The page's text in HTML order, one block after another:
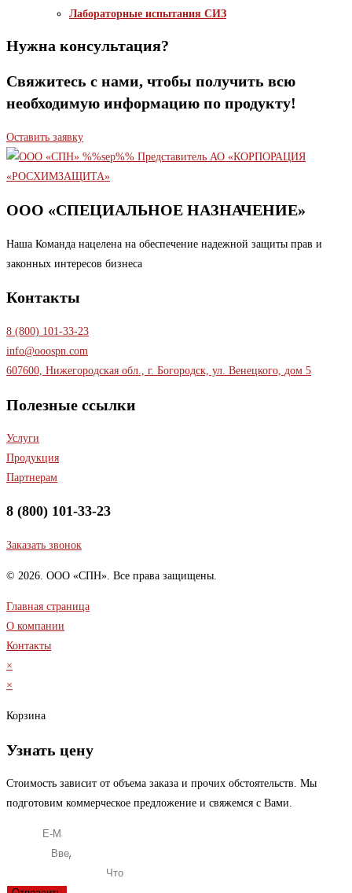
Лабораторные испытания СИЗ
Нужна консультация?
Свяжитесь с нами, чтобы получить всю
необходимую информацию по продукту!
Оставить заявку
ООО «СПЕЦИАЛЬНОЕ НАЗНАЧЕНИЕ»
Наша Команда нацелена на обеспечение надежной защиты прав и
законных интересов бизнеса
Контакты
8 (800) 101-33-23
info@ooospn.com
607600, Нижегородская обл., г. Богородск, ул. Венецкого, дом 5
Полезные ссылки
Услуги
Продукция
Партнерам
8 (800) 101-33-23
Заказать звонок
© 2026. ООО «СПН». Все права защищены.
Главная страница
О компании
Контакты
×
×
Корзина
Узнать цену
Стоимость зависит от объема заказа и прочих обстоятельств. Мы
подготовим коммерческое предложение и свяжемся с Вами.